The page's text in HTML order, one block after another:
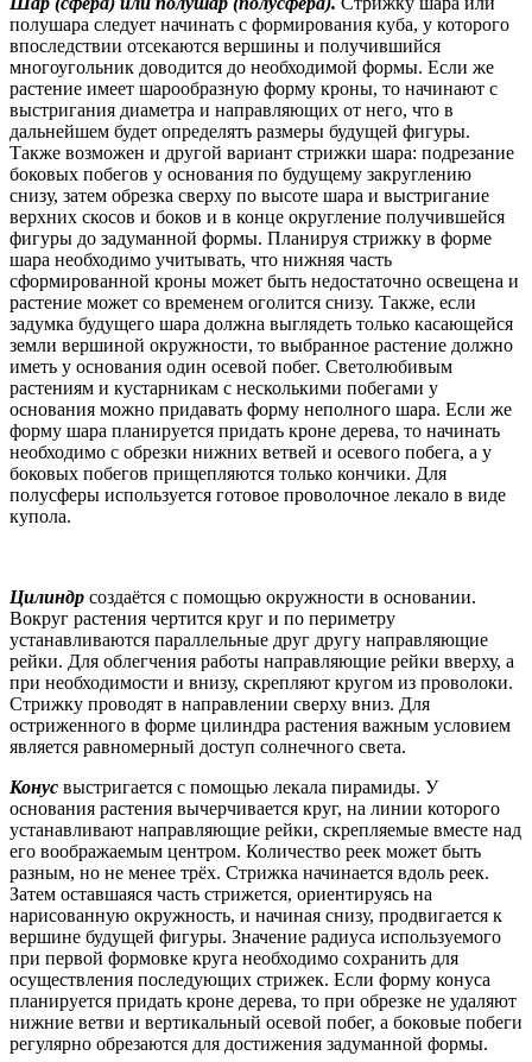
полушара следует начинать с формирования куба, у которого
впоследствии отсекаются вершины и получившийся
многоугольник доводится до необходимой формы. Если же
растение имеет шарообразную форму кроны, то начинают с
выстригания диаметра и направляющих от него, что в
дальнейшем будет определять размеры будущей фигуры.
Также возможен и другой вариант стрижки шара: подрезание
боковых побегов у основания по будущему закруглению
снизу, затем обрезка сверху по высоте шара и выстригание
верхних скосов и боков и в конце округление получившейся
фигуры до задуманной формы. Планируя стрижку в форме
шара необходимо учитывать, что нижняя часть
сформированной кроны может быть недостаточно освещена и
растение может со временем оголится снизу. Также, если
задумка будущего шара должна выглядеть только касающейся
земли вершиной окружности, то выбранное растение должно
иметь у основания один осевой побег. Светолюбивым
растениям и кустарникам с несколькими побегами у
основания можно придавать форму неполного шара. Если же
форму шара планируется придать кроне дерева, то начинать
необходимо с обрезки нижних ветвей и осевого побега, а у
боковых побегов прищепляются только кончики. Для
полусферы используется готовое проволочное лекало в виде
купола.
Цилиндр создаётся с помощью окружности в основании.
Вокруг растения чертится круг и по периметру
устанавливаются параллельные друг другу направляющие
рейки. Для облегчения работы направляющие рейки вверху, а
при необходимости и внизу, скрепляют кругом из проволоки.
Стрижку проводят в направлении сверху вниз. Для
остриженного в форме цилиндра растения важным условием
является равномерный доступ солнечного света.
Конус выстригается с помощью лекала пирамиды. У
основания растения вычерчивается круг, на линии которого
устанавливают направляющие рейки, скрепляемые вместе над
его воображаемым центром. Количество реек может быть
разным, но не менее трёх. Стрижка начинается вдоль реек.
Затем оставшаяся часть стрижется, ориентируясь на
нарисованную окружность, и начиная снизу, продвигается к
вершине будущей фигуры. Значение радиуса используемого
при первой формовке круга необходимо сохранить для
осуществления последующих стрижек. Если форму конуса
планируется придать кроне дерева, то при обрезке не удаляют
нижние ветви и вертикальный осевой побег, а боковые побеги
регулярно обрезаются для достижения задуманной формы.